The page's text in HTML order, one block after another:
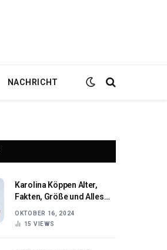
NACHRICHT
Karolina Köppen Alter,
Fakten, Größe und Alles
OKTOBER 16, 2024
15 VIEWS